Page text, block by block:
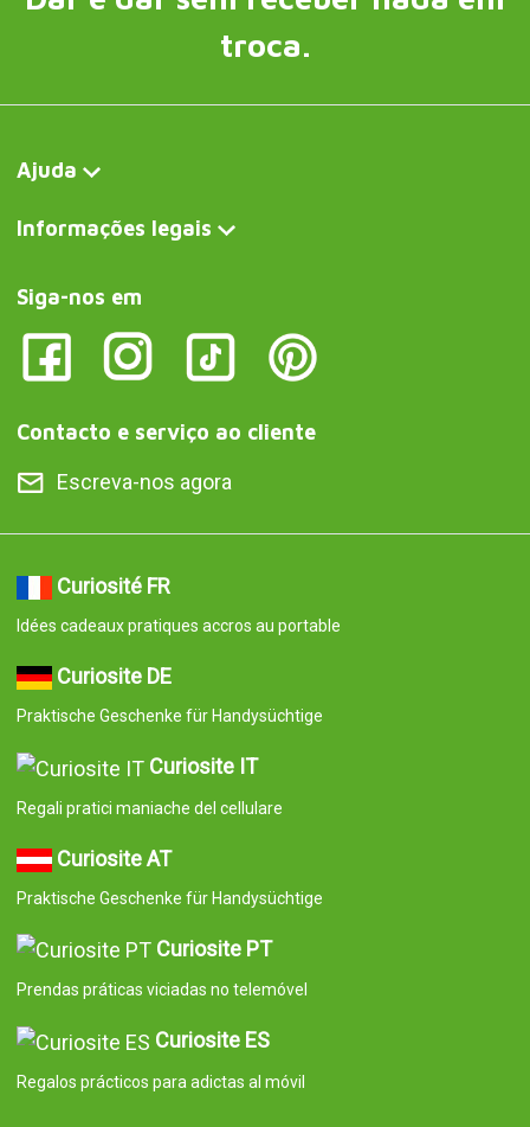
troca.
Ajuda
Informações legais
Siga-nos em
Contacto e serviço ao cliente
Escreva-nos agora
Curiosité FR
Idées cadeaux pratiques accros au portable
Curiosite DE
Praktische Geschenke für Handysüchtige
Curiosite IT
Regali pratici maniache del cellulare
Curiosite AT
Praktische Geschenke für Handysüchtige
Curiosite PT
Prendas práticas viciadas no telemóvel
Curiosite ES
Regalos prácticos para adictas al móvil